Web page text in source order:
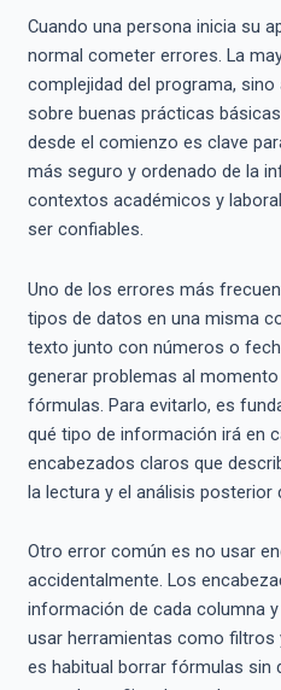
Cuando una persona inicia su
normal cometer errores. La
complejidad del programa,
sobre buenas prácticas
desde el comienzo es clave
más seguro y ordenado de la
contextos académicos y
ser confiables.
Uno de los errores más
tipos de datos en una misma
texto junto con números o
generar problemas al
fórmulas. Para evitarlo, es
qué tipo de información irá en
encabezados claros que
la lectura y el análisis posterior
Otro error común es no usar
accidentalmente. Los
información de cada columna
usar herramientas como filtros
es habitual borrar fórmulas sin